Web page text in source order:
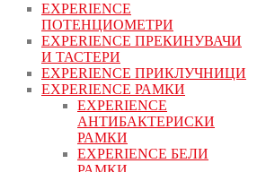
EXPERIENCE
ПОТЕНЦИОМЕТРИ
EXPERIENCE ПРЕКИНУВАЧИ
И ТАСТЕРИ
EXPERIENCE ПРИКЛУЧНИЦИ
EXPERIENCE РАМКИ
EXPERIENCE
АНТИБАКТЕРИСКИ
РАМКИ
EXPERIENCE БЕЛИ